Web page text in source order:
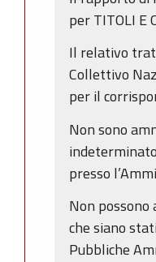
per TITOLI E
Il relativo
Collettivo
per il
Non sono
presso
Non possono
che siano
Pubbliche